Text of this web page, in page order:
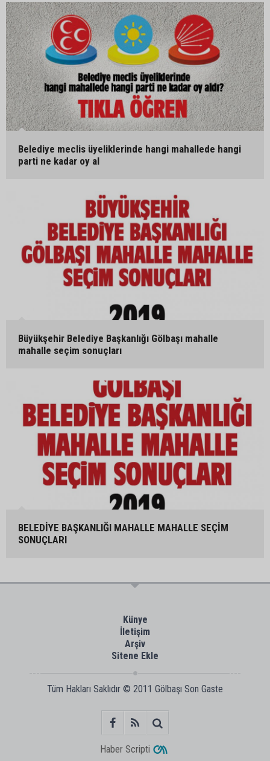
Belediye meclis üyeliklerinde hangi mahallede hangi
parti ne kadar oy al
Büyükşehir Belediye Başkanlığı Gölbaşı mahalle
mahalle seçim sonuçları
BELEDİYE BAŞKANLIĞI MAHALLE MAHALLE SEÇİM
SONUÇLARI
Künye
İletişim
Arşiv
Sitene Ekle
Tüm Hakları Saklıdır © 2011 Gölbaşı Son Gaste
Haber Scripti